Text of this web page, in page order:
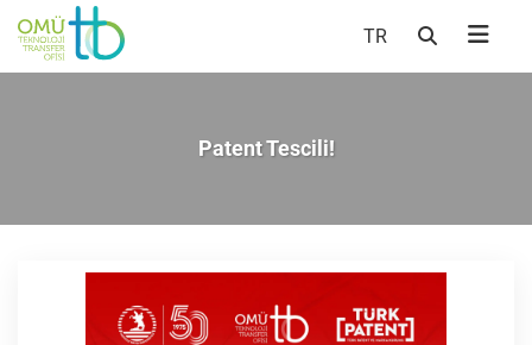
TR
Patent Tescili!